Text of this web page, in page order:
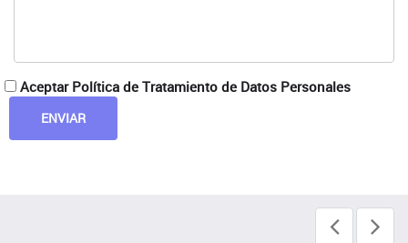
Aceptar Política de Tratamiento de Datos Personales